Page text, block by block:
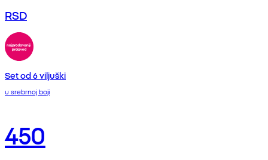
RSD
Set od 6 viljuški
u srebrnoj boji
450